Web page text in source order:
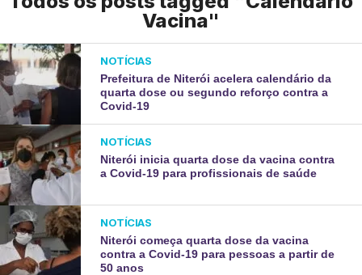
Vacina"
NOTÍCIAS
Prefeitura de Niterói acelera calendário da
quarta dose ou segundo reforço contra a
Covid-19
NOTÍCIAS
Niterói inicia quarta dose da vacina contra
a Covid-19 para profissionais de saúde
NOTÍCIAS
Niterói começa quarta dose da vacina
contra a Covid-19 para pessoas a partir de
50 anos